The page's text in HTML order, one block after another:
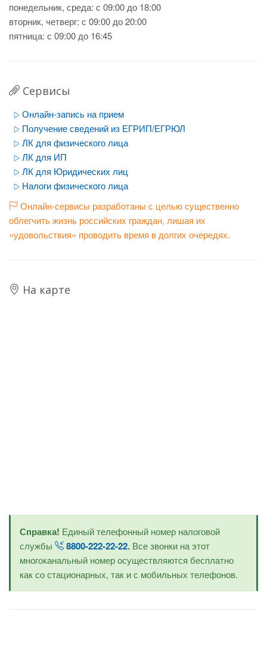
понедельник, среда: с 09:00 до 18:00
вторник, четверг: с 09:00 до 20:00
пятница: с 09:00 до 16:45
Сервисы
Онлайн-запись на прием
Получение сведений из ЕГРИП/ЕГРЮЛ
ЛК для физического лица
ЛК для ИП
ЛК для Юридических лиц
Налоги физического лица
Онлайн-сервисы разработаны с целью существенно
облегчить жизнь российских граждан, лишая их
«удовольствия» проводить время в долгих очередях.
На карте
Справка! Единый телефонный номер налоговой
службы
8800-222-22-22. Все звонки на этот
многоканальный номер осуществляются бесплатно
как со стационарных, так и с мобильных телефонов.